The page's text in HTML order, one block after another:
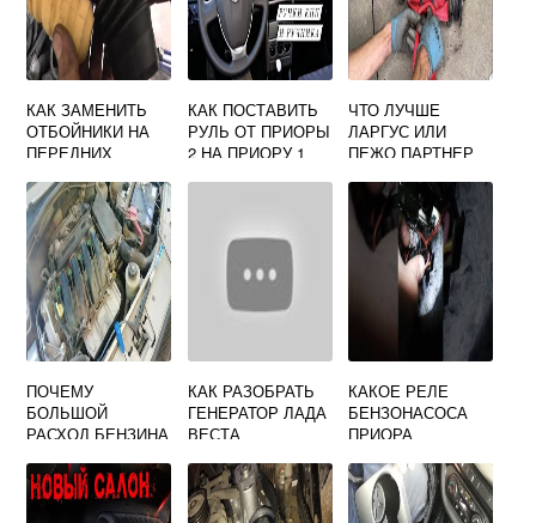
КАК ЗАМЕНИТЬ
ОТБОЙНИКИ НА
ПЕРЕДНИХ
КАК ПОСТАВИТЬ
РУЛЬ ОТ ПРИОРЫ
2 НА ПРИОРУ 1
ЧТО ЛУЧШЕ
ЛАРГУС ИЛИ
ПЕЖО ПАРТНЕР
ПОЧЕМУ
БОЛЬШОЙ
РАСХОД БЕНЗИНА
КАК РАЗОБРАТЬ
ГЕНЕРАТОР ЛАДА
ВЕСТА
КАКОЕ РЕЛЕ
БЕНЗОНАСОСА
ПРИОРА